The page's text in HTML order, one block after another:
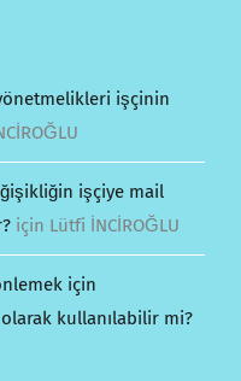
işçinin
işçiye mail
için Lütfi İNCİROĞLU
için
kullanılabilir mi?